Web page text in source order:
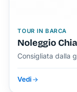
TOUR IN BARCA
Noleggio
Consigliata dalla
Vedi